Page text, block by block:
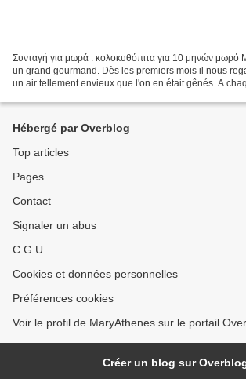
Συνταγή για μωρά : κολοκυθόπιτα για 10 μηνών μωρό
un grand gourmand. Dès les premiers mois il nous
un air tellement envieux que l'on en était gênés. A
Hébergé par Overblog
Top articles
Pages
Contact
Signaler un abus
C.G.U.
Cookies et données personnelles
Préférences cookies
Voir le profil de MaryAthenes sur le portail
Créer un blog sur